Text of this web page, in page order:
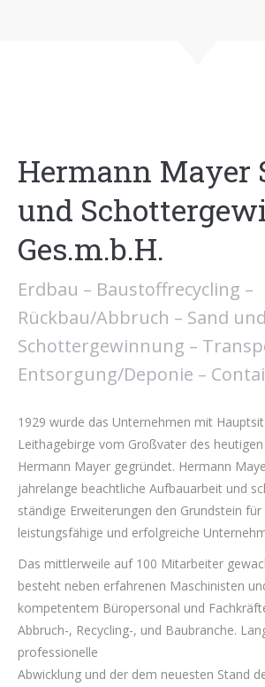
Hermann Mayer
und
Ges.m.b.H.
Erdbau – Baustoffrecycling –
Rückbau/Abbruch – Sand und
Schottergewinnung –
Entsorgung/Deponie –
1929 wurde das Unternehmen mit
Leithagebirge vom Großvater des
Hermann Mayer gegründet. Hermann
jahrelange beachtliche Aufbauarbeit und
ständige Erweiterungen den Grundstein
leistungsfähige und erfolgreiche
Das mittlerweile auf 100 Mitarbeiter
besteht neben erfahrenen Maschinisten
kompetentem Büropersonal und
Abbruch-, Recycling-, und Baubranche.
professionelle
Abwicklung und der dem neuesten Stand